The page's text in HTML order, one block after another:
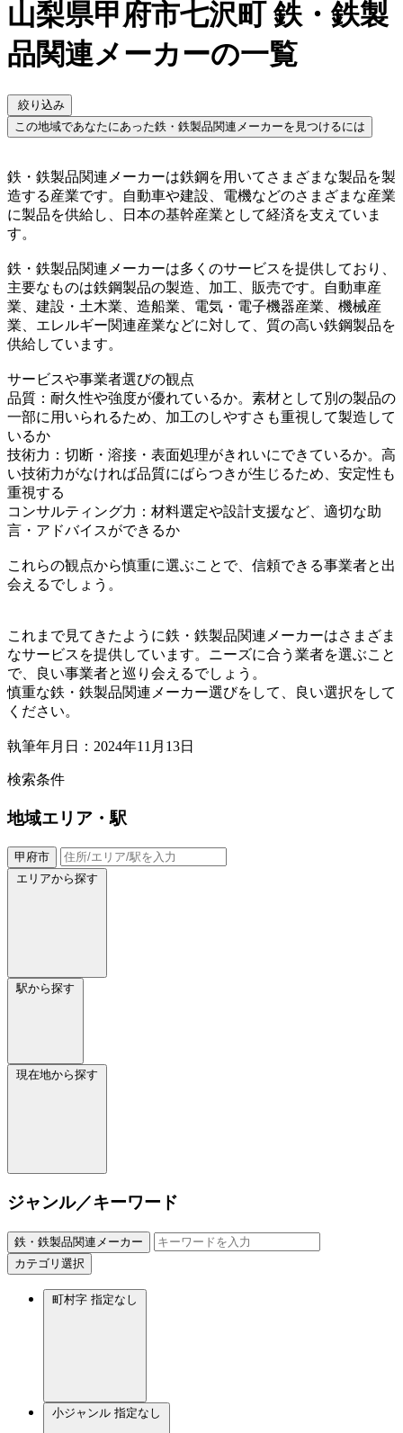
山梨県甲府市七沢町 鉄・鉄製
品関連メーカーの一覧
絞り込み
この地域であなたにあった鉄・鉄製品関連メーカーを見つけるには
鉄・鉄製品関連メーカーは鉄鋼を用いてさまざまな製品を製
造する産業です。自動車や建設、電機などのさまざまな産業
に製品を供給し、日本の基幹産業として経済を支えていま
す。
鉄・鉄製品関連メーカーは多くのサービスを提供しており、
主要なものは鉄鋼製品の製造、加工、販売です。自動車産
業、建設・土木業、造船業、電気・電子機器産業、機械産
業、エレルギー関連産業などに対して、質の高い鉄鋼製品を
供給しています。
サービスや事業者選びの観点
品質：耐久性や強度が優れているか。素材として別の製品の
一部に用いられるため、加工のしやすさも重視して製造して
いるか
技術力：切断・溶接・表面処理がきれいにできているか。高
い技術力がなければ品質にばらつきが生じるため、安定性も
重視する
コンサルティング力：材料選定や設計支援など、適切な助
言・アドバイスができるか
これらの観点から慎重に選ぶことで、信頼できる事業者と出
会えるでしょう。
これまで見てきたように鉄・鉄製品関連メーカーはさまざま
なサービスを提供しています。ニーズに合う業者を選ぶこと
で、良い事業者と巡り会えるでしょう。
慎重な鉄・鉄製品関連メーカー選びをして、良い選択をして
ください。
執筆年月日：2024年11月13日
検索条件
地域エリア・駅
甲府市
エリアから探す
駅から探す
現在地から探す
ジャンル／キーワード
鉄・鉄製品関連メーカー
カテゴリ選択
町村字 指定なし
小ジャンル 指定なし